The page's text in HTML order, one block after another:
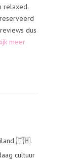
relaxed.
dus
meer
🇹🇭.
cultuur